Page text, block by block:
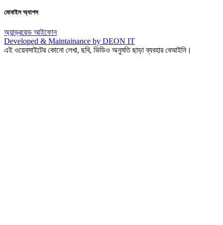
মোবাইল অ্যাপস
অ্যান্ড্রয়েড আইফোন
Developed & Maintainance by DEON IT
এই ওয়েবসাইটের কোনো লেখা, ছবি, ভিডিও অনুমতি ছাড়া ব্যবহার বেআইনি।